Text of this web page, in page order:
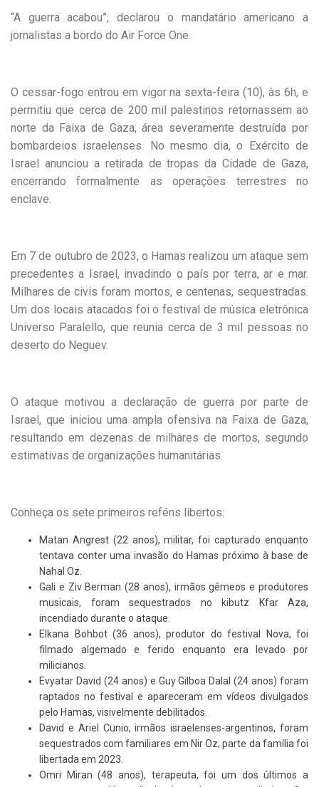
“A guerra acabou”, declarou o mandatário americano a
jornalistas a bordo do Air Force One.
O cessar-fogo entrou em vigor na sexta-feira (10), às 6h, e
permitiu que cerca de 200 mil palestinos retornassem ao
norte da Faixa de Gaza, área severamente destruída por
bombardeios israelenses. No mesmo dia, o Exército de
Israel anunciou a retirada de tropas da Cidade de Gaza,
encerrando formalmente as operações terrestres no
enclave.
Em 7 de outubro de 2023, o Hamas realizou um ataque sem
precedentes a Israel, invadindo o país por terra, ar e mar.
Milhares de civis foram mortos, e centenas, sequestradas.
Um dos locais atacados foi o festival de música eletrônica
Universo Paralello, que reunia cerca de 3 mil pessoas no
deserto do Neguev.
O ataque motivou a declaração de guerra por parte de
Israel, que iniciou uma ampla ofensiva na Faixa de Gaza,
resultando em dezenas de milhares de mortos, segundo
estimativas de organizações humanitárias.
Conheça os sete primeiros reféns libertos:
Matan Angrest (22 anos), militar, foi capturado enquanto
tentava conter uma invasão do Hamas próximo à base de
Nahal Oz.
Gali e Ziv Berman (28 anos), irmãos gêmeos e produtores
musicais, foram sequestrados no kibutz Kfar Aza,
incendiado durante o ataque.
Elkana Bohbot (36 anos), produtor do festival Nova, foi
filmado algemado e ferido enquanto era levado por
milicianos.
Evyatar David (24 anos) e Guy Gilboa Dalal (24 anos) foram
raptados no festival e apareceram em vídeos divulgados
pelo Hamas, visivelmente debilitados.
David e Ariel Cunio, irmãos israelenses-argentinos, foram
sequestrados com familiares em Nir Oz; parte da família foi
libertada em 2023.
Omri Miran (48 anos), terapeuta, foi um dos últimos a